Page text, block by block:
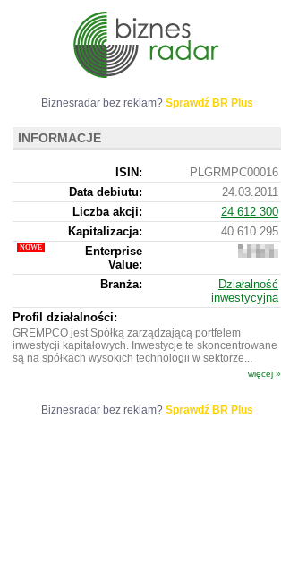
Biznesradar bez reklam? Sprawdź BR Plus
INFORMACJE
ISIN:
PLGRMPC00016
Data debiutu:
24.03.2011
Liczba akcji:
24 612 300
Kapitalizacja:
40 610 295
Enterprise
Value:
295
Branża:
Działalność
inwestycyjna
Profil działalności:
GREMPCO jest Spółką zarządzającą portfelem
inwestycji kapitałowych. Inwestycje te skoncentrowane
są na spółkach wysokich technologii w sektorze...
więcej »
Biznesradar bez reklam? Sprawdź BR Plus